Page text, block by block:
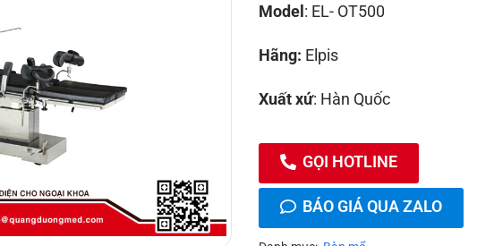
Model : EL- OT500
Hãng: Elpis
Xuất xứ: Hàn Quốc
GỌI HOTLINE
BÁO GIÁ QUA ZALO